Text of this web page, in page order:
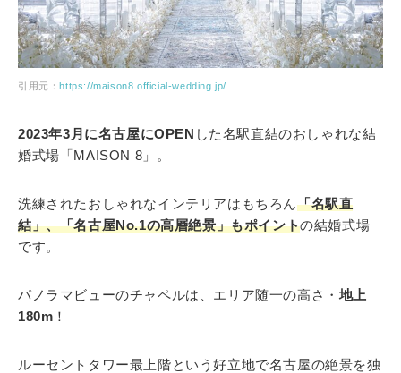
引用元：https://maison8.official-wedding.jp/
2023年3月に名古屋にOPEN した名駅直結のおしゃれな結
婚式場「MAISON 8」。
洗練されたおしゃれなインテリアはもちろん「名駅直
結」、「名古屋No.1の高層絶景」もポイントの結婚式場
です。
パノラマビューのチャペルは、エリア随一の高さ・ 地上
180m ！
ルーセントタワー最上階という好立地で名古屋の絶景を独